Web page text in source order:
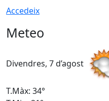
Accedeix
Meteo
Divendres, 7 d’agost
T.Màx: 34°